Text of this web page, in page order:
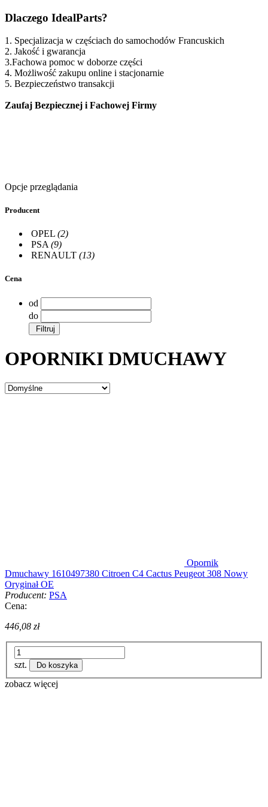
Dlaczego IdealParts?
1. Specjalizacja w częściach do samochodów Francuskich
2. Jakość i gwarancja
3.Fachowa pomoc w doborze części
4. Możliwość zakupu online i stacjonarnie
5. Bezpieczeństwo transakcji
Zaufaj Bezpiecznej i Fachowej Firmy
Opcje przeglądania
Producent
OPEL (2)
PSA (9)
RENAULT (13)
Cena
od
do
Filtruj
OPORNIKI DMUCHAWY
Opornik
Dmuchawy 1610497380 Citroen C4 Cactus Peugeot 308 Nowy
Oryginał OE
Producent: PSA
Cena:
446,08 zł
szt. Do koszyka
zobacz więcej